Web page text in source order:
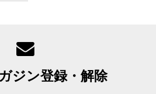
ジン登録・解除